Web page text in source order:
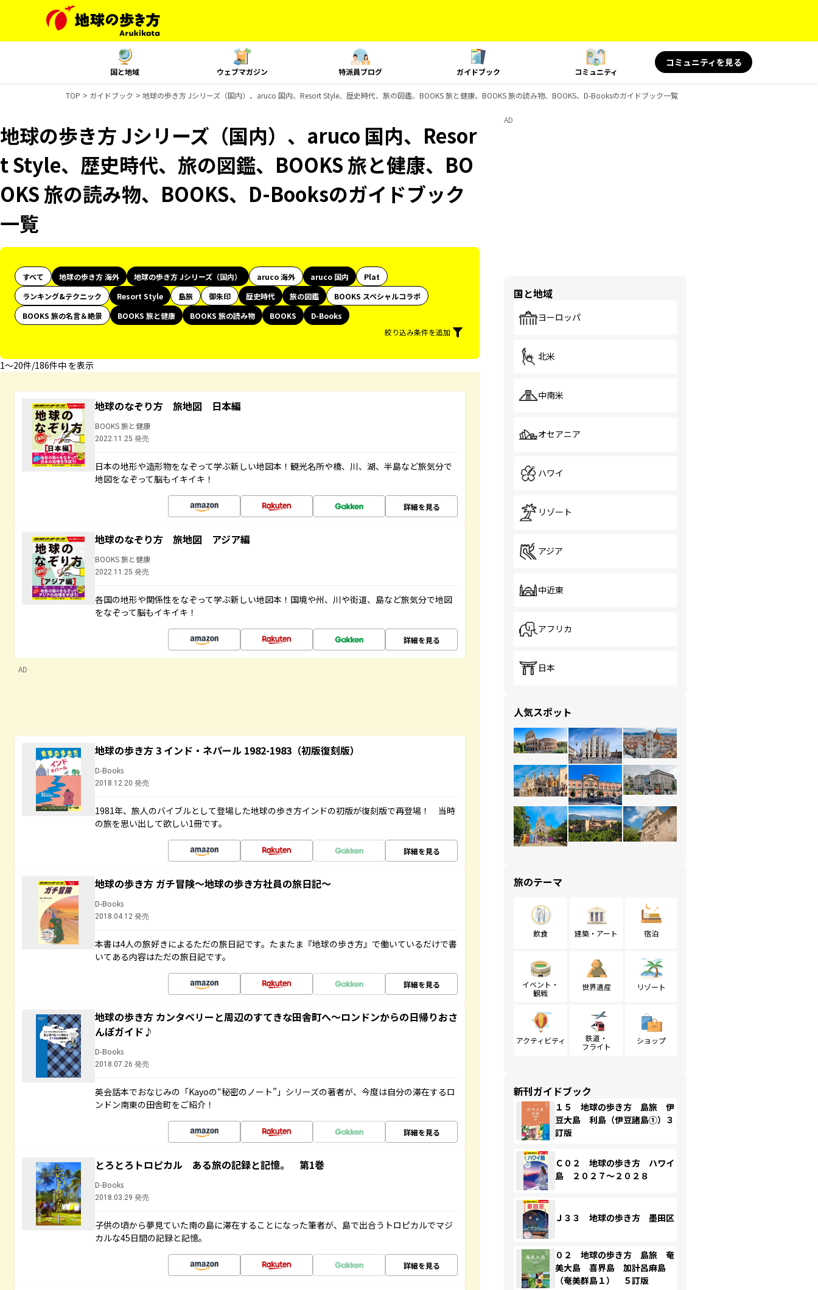
国と地域 ウェブマガジン 特派員ブログ ガイドブック コミュニティ
コミュニティを見る
TOP ガイドブック 地球の歩き方 Jシリーズ（国内）、aruco 国内、Resort Style、歴史時代、旅の図鑑、BOOKS 旅と健康、BOOKS 旅の読み物、BOOKS、D-Booksのガイドブック一覧
地球の歩き方 Jシリーズ（国内）、aruco 国内、Resor
t Style、歴史時代、旅の図鑑、BOOKS 旅と健康、BO
OKS 旅の読み物、BOOKS、D-Booksのガイドブック
一覧
すべて 地球の歩き方 海外 地球の歩き方 Jシリーズ（国内） aruco 海外 aruco 国内
Plat
ランキング&テクニック
Resort Style 島旅 御朱印 歴史時代 旅の図鑑
BOOKS スペシャルコラボ
BOOKS 旅の名言＆絶景
BOOKS 旅と健康 BOOKS 旅の読み物 BOOKS
D-Books
絞り込み条件を追加
1〜20件/186件中 を表示
地球のなぞり方 旅地図 日本編
BOOKS 旅と健康
2022.11.25 発売
日本の地形や造形物をなぞって学ぶ新しい地図本！観光名所や橋、川、湖、半島など旅気分で
地図をなぞって脳もイキイキ！
詳細を見る
地球のなぞり方 旅地図 アジア編
BOOKS 旅と健康
2022.11.25 発売
各国の地形や関係性をなぞって学ぶ新しい地図本！国境や州、川や街道、島など旅気分で地図
をなぞって脳もイキイキ！
詳細を見る
AD
地球の歩き方 3 インド・ネパール 1982-1983（初版復刻版）
D-Books
2018.12.20 発売
1981年、旅人のバイブルとして登場した地球の歩き方インドの初版が復刻版で再登場！ 当時
の旅を思い出して欲しい1冊です。
詳細を見る
地球の歩き方 ガチ冒険～地球の歩き方社員の旅日記～
D-Books
2018.04.12 発売
本書は4人の旅好きによるただの旅日記です。たまたま『地球の歩き方』で働いているだけで書
いてある内容はただの旅日記です。
詳細を見る
地球の歩き方 カンタベリーと周辺のすてきな田舎町へ～ロンドンからの日帰りおさ
んぽガイド♪
D-Books
2018.07.26 発売
英会話本でおなじみの「Kayoの“秘密のノート”」シリーズの著者が、今度は自分の滞在するロ
ンドン南東の田舎町をご紹介！
詳細を見る
とろとろトロピカル ある旅の記録と記憶。 第1巻
D-Books
2018.03.29 発売
子供の頃から夢見ていた南の島に滞在することになった筆者が、島で出合うトロピカルでマジ
カルな45日間の記録と記憶。
詳細を見る
AD
国と地域
ヨーロッパ
北米
中南米
オセアニア
ハワイ
リゾート
アジア
中近東
アフリカ
日本
人気スポット
旅のテーマ
飲食 建築・アート 宿泊
イベント・
観戦
世界遺産 リゾート
アクティビティ
鉄道・
フライト
ショップ
新刊ガイドブック
１５ 地球の歩き方 島旅 伊
豆大島 利島（伊豆諸島①）３
訂版
Ｃ０２ 地球の歩き方 ハワイ
島 ２０２７～２０２８
Ｊ３３ 地球の歩き方 墨田区
０２ 地球の歩き方 島旅 奄
美大島 喜界島 加計呂麻島
（奄美群島１） ５訂版